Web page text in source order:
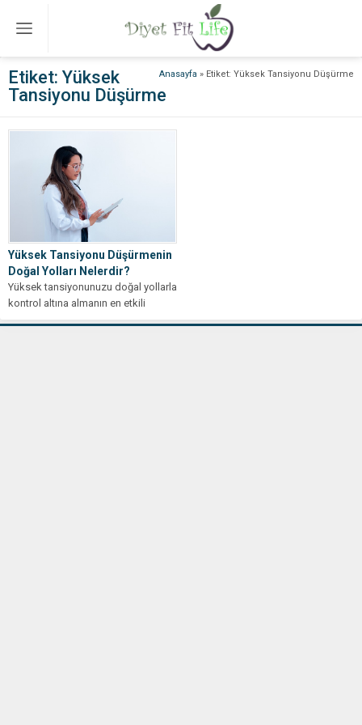
Anasayfa » Etiket: Yüksek Tansiyonu Düşürme
Etiket: Yüksek
Tansiyonu Düşürme
Yüksek Tansiyonu Düşürmenin
Doğal Yolları Nelerdir?
Yüksek tansiyonunuzu doğal yollarla
kontrol altına almanın en etkili
yöntemlerini öğrenin. Kalp sağlığınızı